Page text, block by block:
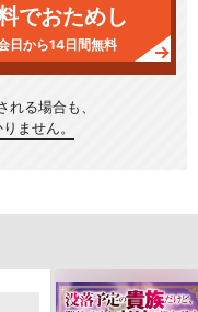
でおためし
日から14日間無料
れる場合も、
ません。